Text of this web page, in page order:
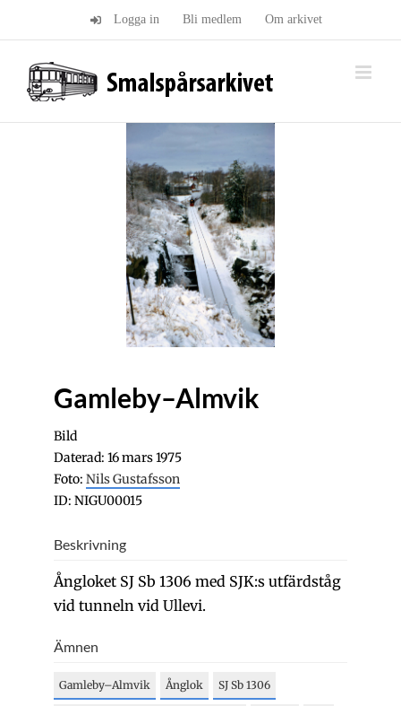
Logga in Bli medlem Om arkivet
Gamleby–Almvik
Bild
Daterad: 16 mars 1975
Foto: Nils Gustafsson
ID: NIGU00015
Beskrivning
Ångloket SJ Sb 1306 med SJK:s utfärdståg
vid tunneln vid Ullevi.
Ämnen
Gamleby–Almvik Ånglok SJ Sb 1306